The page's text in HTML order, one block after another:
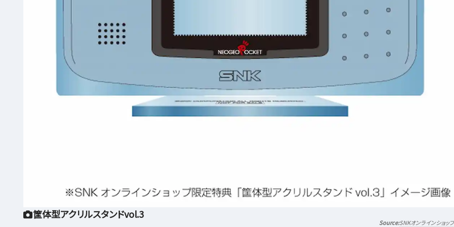
筐体型アクリルスタンドvol.3
SNKオンラインショップ